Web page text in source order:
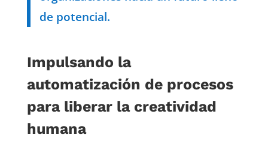
de potencial.
Impulsando la
automatización de procesos
para liberar la creatividad
humana